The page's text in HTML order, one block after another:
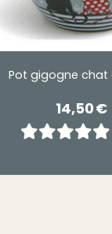
Pot gigogne chat
14,50€